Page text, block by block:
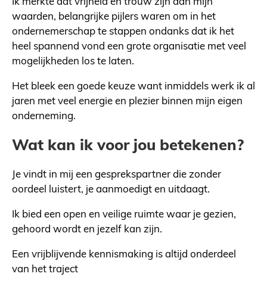
waarden, belangrijke pijlers waren om in het
ondernemerschap te stappen ondanks dat ik het
heel spannend vond een grote organisatie met veel
mogelijkheden los te laten.
Het bleek een goede keuze want inmiddels werk ik al
jaren met veel energie en plezier binnen mijn eigen
onderneming.
Wat kan ik voor jou betekenen?
Je vindt in mij een gesprekspartner die zonder
oordeel luistert, je aanmoedigt en uitdaagt.
Ik bied een open en veilige ruimte waar je gezien,
gehoord wordt en jezelf kan zijn.
Een vrijblijvende kennismaking is altijd onderdeel
van het traject